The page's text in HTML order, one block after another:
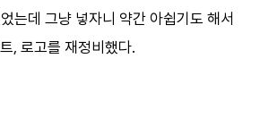
는데 그냥 넣자니 약간 아쉽기도 해서
, 로고를 재정비했다.